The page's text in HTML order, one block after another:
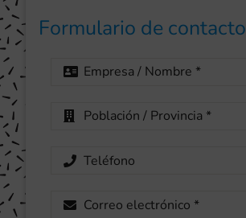
Formulario de contacto